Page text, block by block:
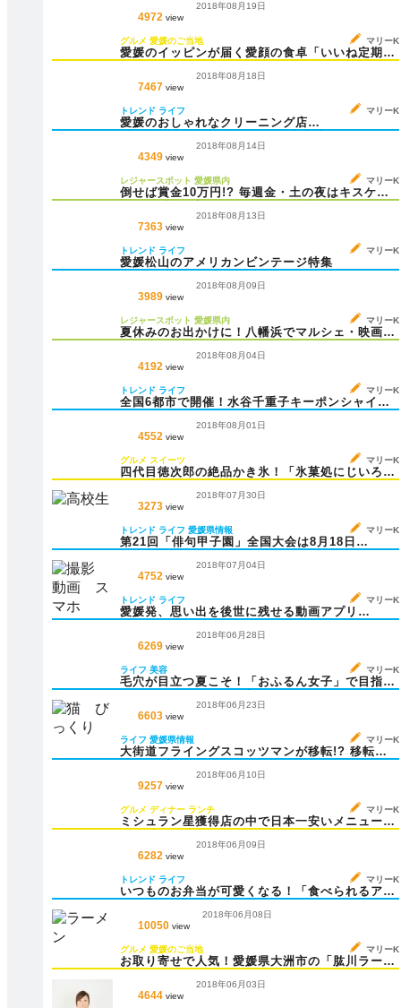
4972 view
2018年08月19日
愛媛のイッピンが届く愛顔の食卓「いいね定期
グルメ 愛媛のご当地 マリーK
7467 view
2018年08月18日
愛媛のおしゃれなクリーニング店
ラル洗剤にも注目
トレンド ライフ マリーK
4349 view
2018年08月14日
倒せば賞金10万円!? 毎週金・土の夜はキスケボ
レジャースポット 愛媛県内 マリーK
7363 view
2018年08月13日
愛媛松山のアメリカンビンテージ特集
トレンド ライフ マリーK
3989 view
2018年08月09日
夏休みのお出かけに！八幡浜でマルシェ・映画・
レジャースポット 愛媛県内 マリーK
4192 view
2018年08月04日
全国6都市で開催！水谷千重子キーポンシャイニ
トレンド ライフ マリーK
4552 view
2018年08月01日
四代目徳次郎の絶品かき氷！「氷菓処にじいろ」
グルメ スイーツ マリーK
3273 view
2018年07月30日
第21回「俳句甲子園」全国大会は8月18日
トレンド ライフ 愛媛県情報 マリーK
4752 view
2018年07月04日
愛媛発、思い出を後世に残せる動画アプリ
ース
トレンド ライフ マリーK
6269 view
2018年06月28日
毛穴が目立つ夏こそ！「おふるん女子」で目指
ライフ 美容 マリーK
6603 view
2018年06月23日
大街道フライングスコッツマンが移転!? 移転先
ライフ 愛媛県情報 マリーK
9257 view
2018年06月10日
ミシュラン星獲得店の中で日本一安いメニューが
グルメ ディナー ランチ マリーK
6282 view
2018年06月09日
いつものお弁当が可愛くなる！「食べられるアー
トレンド ライフ マリーK
10050 view
2018年06月08日
お取り寄せで人気！愛媛県大洲市の「肱川ラーメ
グルメ 愛媛のご当地 マリーK
4644 view
2018年06月03日